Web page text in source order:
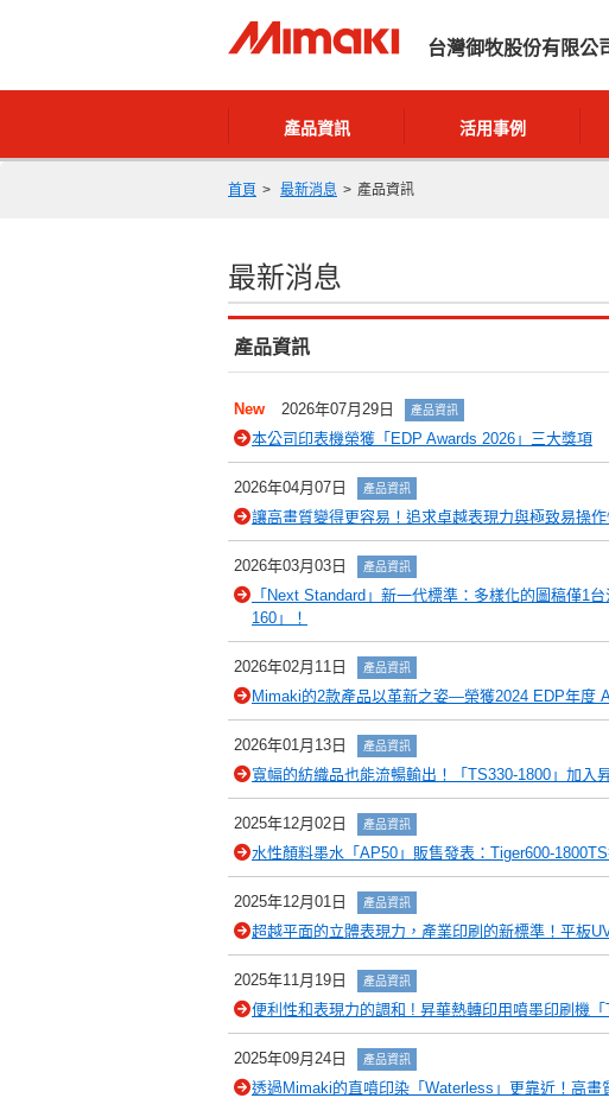
台灣御牧股份有限公
產品資訊 活用事例
首頁 最新消息 產品資訊
最新消息
產品資訊
New 2026年07月29日 產品資訊
本公司印表機榮獲「EDP Awards 2026」三大獎項
2026年04月07日 產品資訊
讓高畫質變得更容易！追求卓越表現力與極致易操
2026年03月03日 產品資訊
「Next Standard」新一代標準：多樣化的圖稿僅1
160」！
2026年02月11日 產品資訊
Mimaki的2款產品以革新之姿―榮獲2024 EDP年度
2026年01月13日 產品資訊
寬幅的紡織品也能流暢輸出！「TS330-1800」加入
2025年12月02日 產品資訊
水性顏料墨水「AP50」販售發表：Tiger600-
2025年12月01日 產品資訊
超越平面的立體表現力，產業印刷的新標準！平板
2025年11月19日 產品資訊
便利性和表現力的調和 ! 昇華熱轉印用噴墨印刷機
2025年09月24日 產品資訊
透過Mimaki的直噴印染「Waterless」更靠近！高